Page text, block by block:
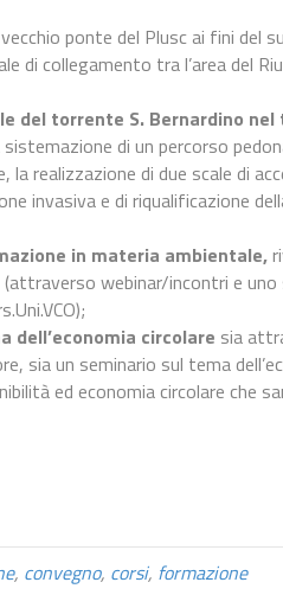
ponte del Plusc ai fini del
di collegamento tra l’area del
del torrente S. Bernardino
di un percorso
realizzazione di due scale di
invasiva e di riqualificazione
in materia ambientale,
webinar/incontri e uno
circolare sia
sia un seminario sul tema
ed economia circolare che
, convegno, corsi, formazione